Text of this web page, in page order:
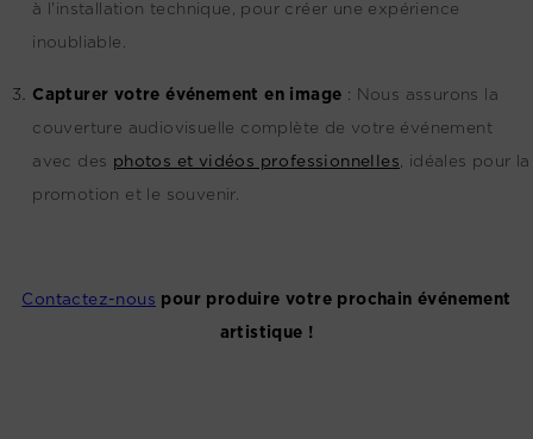
à l'installation technique, pour créer une expérience
inoubliable.
Capturer votre événement en image : Nous assurons la
couverture audiovisuelle complète de votre événement
avec des photos et vidéos professionnelles, idéales pour la
promotion et le souvenir.
Contactez-nous pour produire votre prochain événement
artistique !